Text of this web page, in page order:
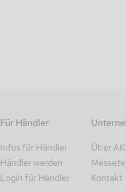
Für Händler
Infos für Händler
Händler werden
Login für Händler
Über
Kontakt